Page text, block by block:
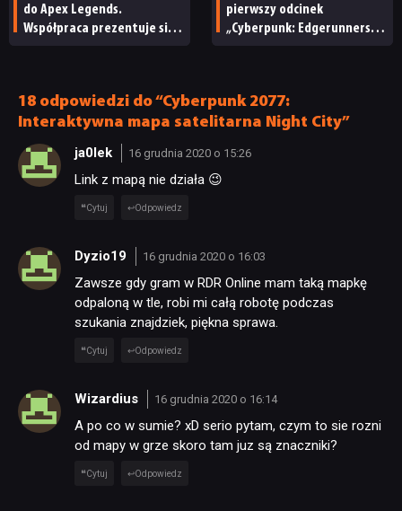
NEWSY
RECENZJE
do Apex Legends.
Współpraca prezentuje się
pierwszy odcinek
„Cyberpunk: Edgerunners
18 odpowiedzi do “Cyberpunk 2077:
Interaktywna mapa satelitarna Night City”
ja0lek 16 grudnia 2020 o 15:26
Link z mapą nie działa 😉
Cytuj Odpowiedz
Dyzio19 16 grudnia 2020 o 16:03
Zawsze gdy gram w RDR Online mam taką mapkę
odpaloną w tle, robi mi całą robotę podczas
szukania znajdziek, piękna sprawa.
Cytuj Odpowiedz
Wizardius 16 grudnia 2020 o 16:14
A po co w sumie? xD serio pytam, czym to sie rozni
od mapy w grze skoro tam juz są znaczniki?
Cytuj Odpowiedz